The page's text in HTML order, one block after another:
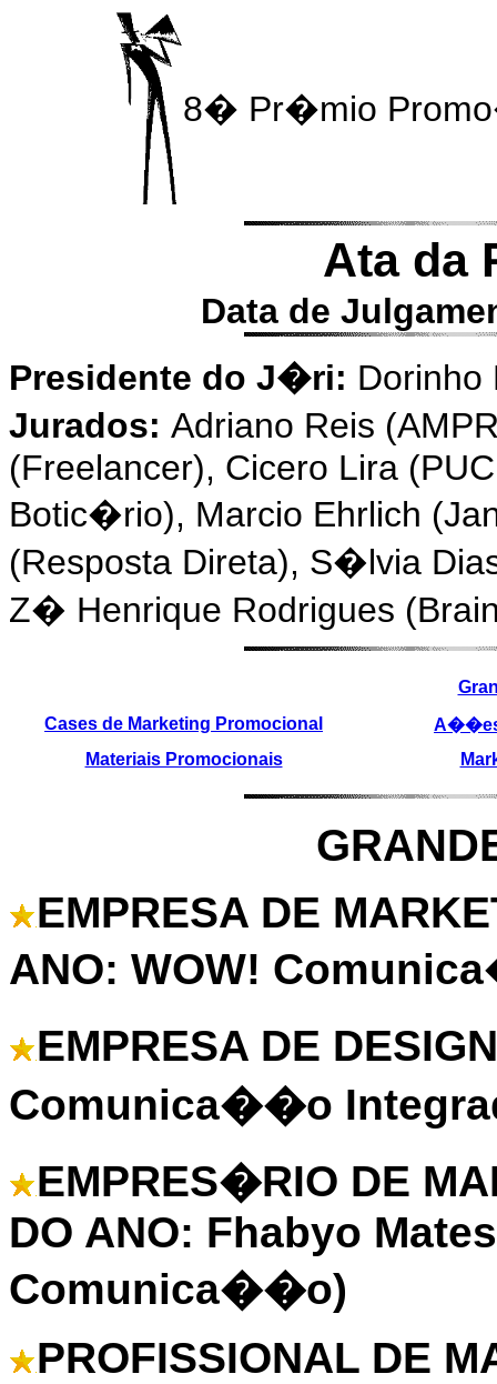
8� Pr�mio
Ata da
Data de
Presidente do J�ri: Dorinho
Jurados: Adriano Reis
(Freelancer), Cicero Lira
Botic�rio), Marcio Ehrlich
(Resposta Direta), S�lvia
Z� Henrique Rodrigues
Cases de Marketing Promocional
A��es
Materiais Promocionais
EMPRESA DE
ANO: WOW!
EMPRESA DE
Comunica��o
EMPRES�RIO DE
DO ANO: Fhabyo
Comunica��o)
PROFISSIONAL DE